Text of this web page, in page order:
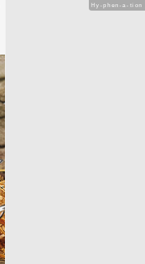
Hy-phen-a-tion